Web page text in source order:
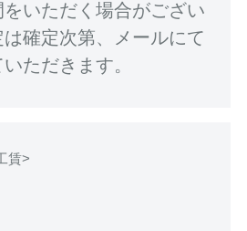
いただく場合がござい
確定次第、メールにて
ただきます。
賃>